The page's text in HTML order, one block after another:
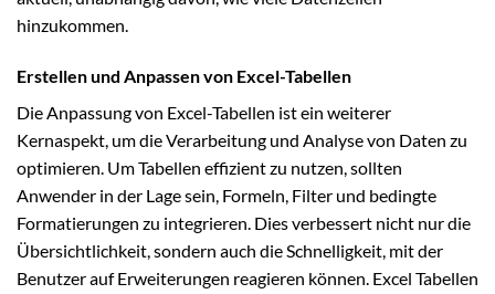
hinzukommen.
Erstellen und Anpassen von Excel-Tabellen
Die Anpassung von Excel-Tabellen ist ein weiterer
Kernaspekt, um die Verarbeitung und Analyse von Daten zu
optimieren. Um Tabellen effizient zu nutzen, sollten
Anwender in der Lage sein, Formeln, Filter und bedingte
Formatierungen zu integrieren. Dies verbessert nicht nur die
Übersichtlichkeit, sondern auch die Schnelligkeit, mit der
Benutzer auf Erweiterungen reagieren können. Excel Tabellen